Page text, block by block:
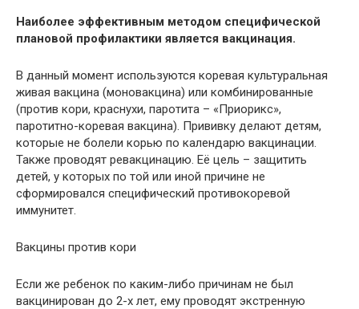
Наиболее эффективным методом специфической
плановой профилактики является вакцинация.
В данный момент используются коревая культуральная
живая вакцина (моновакцина) или комбинированные
(против кори, краснухи, паротита – «Приорикс»,
паротитно-коревая вакцина). Прививку делают детям,
которые не болели корью по календарю вакцинации.
Также проводят ревакцинацию. Её цель – защитить
детей, у которых по той или иной причине не
сформировался специфический противокоревой
иммунитет.
Вакцины против кори
Если же ребенок по каким-либо причинам не был
вакцинирован до 2-х лет, ему проводят экстренную